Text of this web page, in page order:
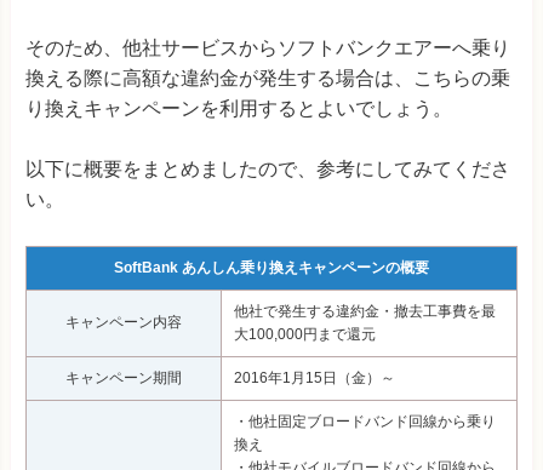
そのため、他社サービスからソフトバンクエアーへ乗り
換える際に高額な違約金が発生する場合は、こちらの乗
り換えキャンペーンを利用するとよいでしょう。
以下に概要をまとめましたので、参考にしてみてくださ
い。
SoftBank あんしん乗り換えキャンペーンの概要
キャンペーン内容
他社で発生する違約金・撤去工事費を最
大100,000円まで還元
キャンペーン期間 2016年1月15日（金）～
・他社固定ブロードバンド回線から乗り
換え